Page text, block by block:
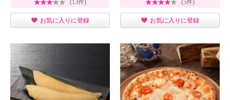
(13件)
お気に入りに登録
(5件)
お気に入りに登録